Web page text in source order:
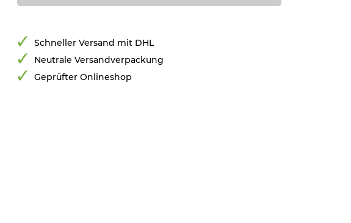
Schneller Versand mit DHL
Neutrale Versandverpackung
Geprüfter Onlineshop